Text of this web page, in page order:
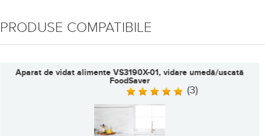
PRODUSE COMPATIBILE
Aparat de vidat alimente VS2190X, vidare uscată/umedă
FoodSaver
(9)